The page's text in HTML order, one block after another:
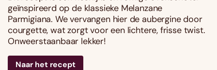
geïnspireerd op de klassieke Melanzane
Parmigiana. We vervangen hier de aubergine door
courgette, wat zorgt voor een lichtere, frisse twist.
Onweerstaanbaar lekker!
Naar het recept